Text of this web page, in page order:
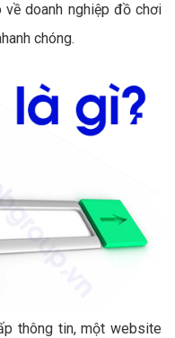
doanh nghiệp đồ chơi
chóng.
thông tin, một website